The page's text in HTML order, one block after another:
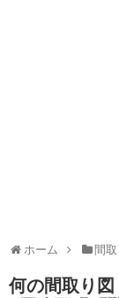
ホーム 間取
何の間取り